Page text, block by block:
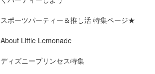
スポーツパーティー＆推し活 特集ページ★
About Little Lemonade
ディズニープリンセス特集